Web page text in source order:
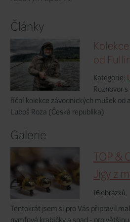
Tungstenový jig
Březnovkou.
Originální název:
Výrobce:
SOUVISEJÍCÍ